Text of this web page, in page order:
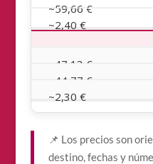
~59,66 €
~2,40 €
~47,13 €
~44,77 €
~2,30 €
📌 Los precios son
destino, fechas y